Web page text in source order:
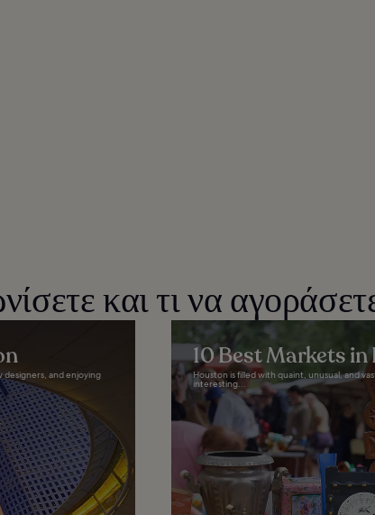
και τι να
designers, and enjoying
10 Best Markets
Houston is filled with quaint, unusual, and
interesting...